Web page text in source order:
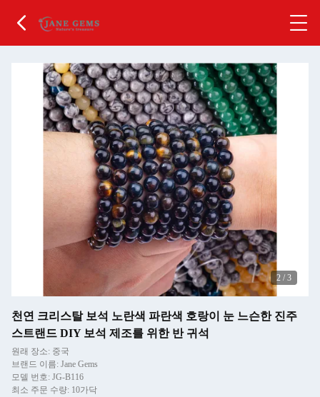
2 / 3
천연 크리스탈 보석 노란색 파란색 호랑이 눈 느슨한 진주
스트랜드 DIY 보석 제조를 위한 반 귀석
원래 장소: 중국
브랜드 이름: Jane Gems
모델 번호: JG-B116
최소 주문 수량: 10가닥